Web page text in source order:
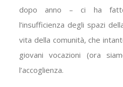
dopo anno – ci ha
l’insufficienza degli spazi
vita della comunità, che
giovani vocazioni (ora
l’accoglienza.